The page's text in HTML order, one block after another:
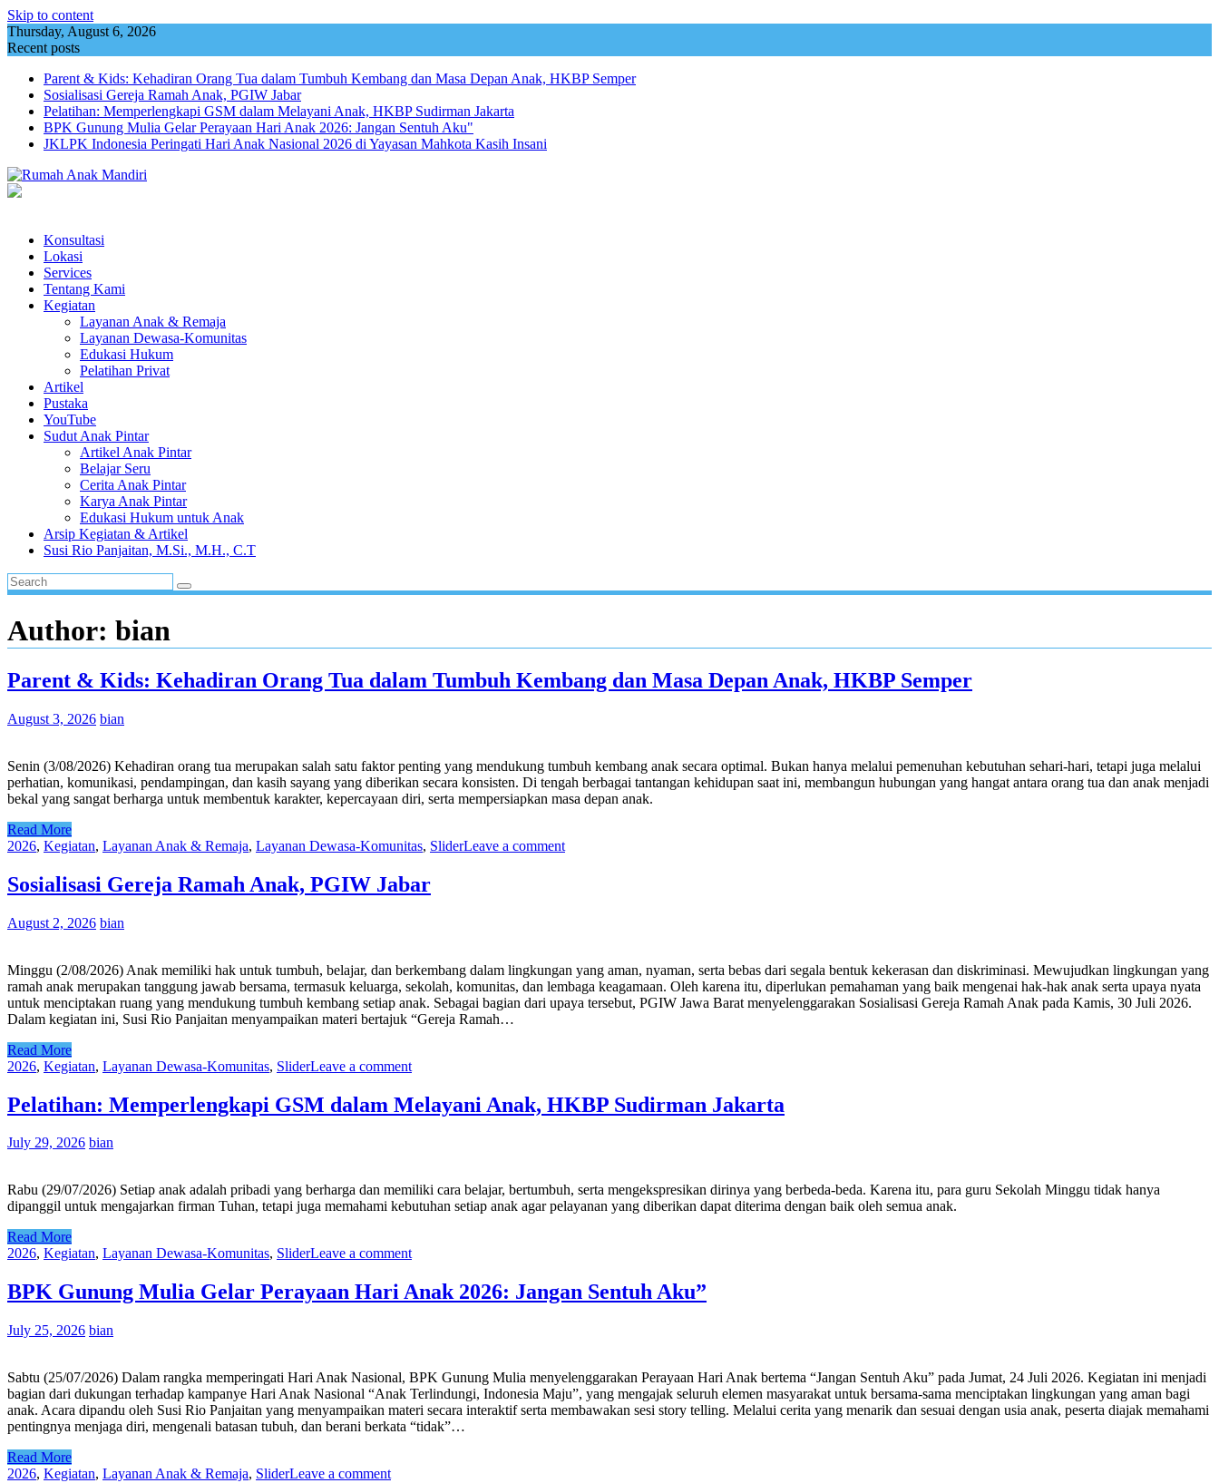
Skip to content
Thursday, August 6, 2026
Recent posts
Parent & Kids: Kehadiran Orang Tua dalam Tumbuh Kembang dan Masa Depan Anak, HKBP Semper
Sosialisasi Gereja Ramah Anak, PGIW Jabar
Pelatihan: Memperlengkapi GSM dalam Melayani Anak, HKBP Sudirman Jakarta
BPK Gunung Mulia Gelar Perayaan Hari Anak 2026: Jangan Sentuh Aku"
JKLPK Indonesia Peringati Hari Anak Nasional 2026 di Yayasan Mahkota Kasih Insani
Konsultasi
Lokasi
Services
Tentang Kami
Kegiatan
Layanan Anak & Remaja
Layanan Dewasa-Komunitas
Edukasi Hukum
Pelatihan Privat
Artikel
Pustaka
YouTube
Sudut Anak Pintar
Artikel Anak Pintar
Belajar Seru
Cerita Anak Pintar
Karya Anak Pintar
Edukasi Hukum untuk Anak
Arsip Kegiatan & Artikel
Susi Rio Panjaitan, M.Si., M.H., C.T
Author: bian
Parent & Kids: Kehadiran Orang Tua dalam Tumbuh Kembang dan Masa Depan Anak, HKBP Semper
August 3, 2026 bian
Senin (3/08/2026) Kehadiran orang tua merupakan salah satu faktor penting yang mendukung tumbuh kembang anak secara optimal. Bukan hanya melalui pemenuhan kebutuhan sehari-hari, tetapi juga melalui
perhatian, komunikasi, pendampingan, dan kasih sayang yang diberikan secara konsisten. Di tengah berbagai tantangan kehidupan saat ini, membangun hubungan yang hangat antara orang tua dan anak menjadi
bekal yang sangat berharga untuk membentuk karakter, kepercayaan diri, serta mempersiapkan masa depan anak.
Read More
2026, Kegiatan, Layanan Anak & Remaja, Layanan Dewasa-Komunitas, SliderLeave a comment
Sosialisasi Gereja Ramah Anak, PGIW Jabar
August 2, 2026 bian
Minggu (2/08/2026) Anak memiliki hak untuk tumbuh, belajar, dan berkembang dalam lingkungan yang aman, nyaman, serta bebas dari segala bentuk kekerasan dan diskriminasi. Mewujudkan lingkungan yang
ramah anak merupakan tanggung jawab bersama, termasuk keluarga, sekolah, komunitas, dan lembaga keagamaan. Oleh karena itu, diperlukan pemahaman yang baik mengenai hak-hak anak serta upaya nyata
untuk menciptakan ruang yang mendukung tumbuh kembang setiap anak. Sebagai bagian dari upaya tersebut, PGIW Jawa Barat menyelenggarakan Sosialisasi Gereja Ramah Anak pada Kamis, 30 Juli 2026.
Dalam kegiatan ini, Susi Rio Panjaitan menyampaikan materi bertajuk “Gereja Ramah…
Read More
2026, Kegiatan, Layanan Dewasa-Komunitas, SliderLeave a comment
Pelatihan: Memperlengkapi GSM dalam Melayani Anak, HKBP Sudirman Jakarta
July 29, 2026 bian
Rabu (29/07/2026) Setiap anak adalah pribadi yang berharga dan memiliki cara belajar, bertumbuh, serta mengekspresikan dirinya yang berbeda-beda. Karena itu, para guru Sekolah Minggu tidak hanya
dipanggil untuk mengajarkan firman Tuhan, tetapi juga memahami kebutuhan setiap anak agar pelayanan yang diberikan dapat diterima dengan baik oleh semua anak.
Read More
2026, Kegiatan, Layanan Dewasa-Komunitas, SliderLeave a comment
BPK Gunung Mulia Gelar Perayaan Hari Anak 2026: Jangan Sentuh Aku”
July 25, 2026 bian
Sabtu (25/07/2026) Dalam rangka memperingati Hari Anak Nasional, BPK Gunung Mulia menyelenggarakan Perayaan Hari Anak bertema “Jangan Sentuh Aku” pada Jumat, 24 Juli 2026. Kegiatan ini menjadi
bagian dari dukungan terhadap kampanye Hari Anak Nasional “Anak Terlindungi, Indonesia Maju”, yang mengajak seluruh elemen masyarakat untuk bersama-sama menciptakan lingkungan yang aman bagi
anak. Acara dipandu oleh Susi Rio Panjaitan yang menyampaikan materi secara interaktif serta membawakan sesi story telling. Melalui cerita yang menarik dan sesuai dengan usia anak, peserta diajak memahami
pentingnya menjaga diri, mengenali batasan tubuh, dan berani berkata “tidak”…
Read More
2026, Kegiatan, Layanan Anak & Remaja, SliderLeave a comment